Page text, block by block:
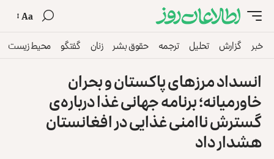
Aa
خبر گزارش تحلیل ترجمه حقوق بشر زنان گفتگو محیط زیست
انسداد مرزهای پاکستان و بحران
خاورمیانه؛ برنامه جهانی غذا درباره‌ی
گسترش ناامنی غذایی در افغانستان
هشدار داد